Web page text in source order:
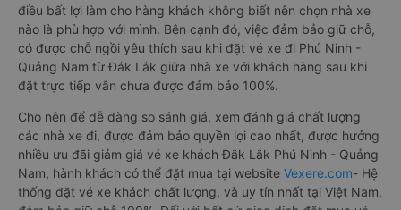
điều bất lợi làm cho hàng khách không biết nên chọn nhà xe
nào là phù hợp với mình. Bên cạnh đó, việc đảm bảo giữ chỗ,
có được chỗ ngồi yêu thích sau khi đặt vé xe đi Phú Ninh -
Quảng Nam từ Đắk Lắk giữa nhà xe với khách hàng sau khi
đặt trực tiếp vẫn chưa được đảm bảo 100%.
Cho nên để dễ dàng so sánh giá, xem đánh giá chất lượng
các nhà xe đi, được đảm bảo quyền lợi cao nhất, được hưởng
nhiều ưu đãi giảm giá vé xe khách Đắk Lắk Phú Ninh - Quảng
Nam, hành khách có thể đặt mua tại website Vexere.com- Hệ
thống đặt vé xe khách chất lượng, và uy tín nhất tại Việt Nam,